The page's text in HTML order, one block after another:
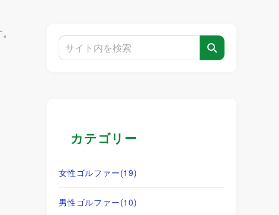
カテゴリー
女性ゴルファー(19)
男性ゴルファー(10)